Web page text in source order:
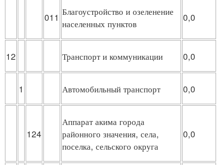
011 Благоустройство и озеленение
населенных пунктов
0,0
12 Транспорт и коммуникации 0,0
1 Автомобильный транспорт 0,0
124
Аппарат акима города
районного значения, села,
поселка, сельского округа
0,0